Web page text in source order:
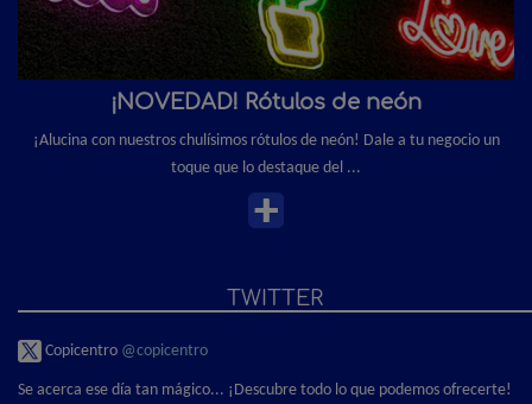
¡NOVEDAD! Rótulos de neón
¡Alucina con nuestros chulísimos rótulos de neón! Dale a tu negocio un
toque que lo destaque del ...
TWITTER
Copicentro @copicentro
Se acerca ese día tan mágico... ¡Descubre todo lo que podemos ofrecerte!